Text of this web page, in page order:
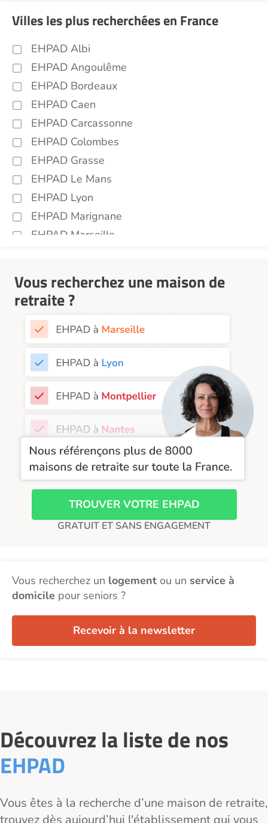
Villes les plus recherchées en France
EHPAD Albi
EHPAD Angoulême
EHPAD Bordeaux
EHPAD Caen
EHPAD Carcassonne
EHPAD Colombes
EHPAD Grasse
EHPAD Le Mans
EHPAD Lyon
EHPAD Marignane
EHPAD Marseille
EHPAD Nice
EHPAD Paris
EHPAD Royan
EHPAD Toulouse
EHPAD Tours
EHPAD Troyes
Recherche par ville
Vous recherchez une maison de
retraite ?
TROUVER VOTRE EHPAD
GRATUIT ET SANS ENGAGEMENT
Vous recherchez un logement ou un service à
domicile pour seniors ?
Recevoir à la newsletter
Découvrez la liste de nos
EHPAD
Vous êtes à la recherche d’une maison de retraite,
trouvez dès aujourd’hui l'établissement qui vous